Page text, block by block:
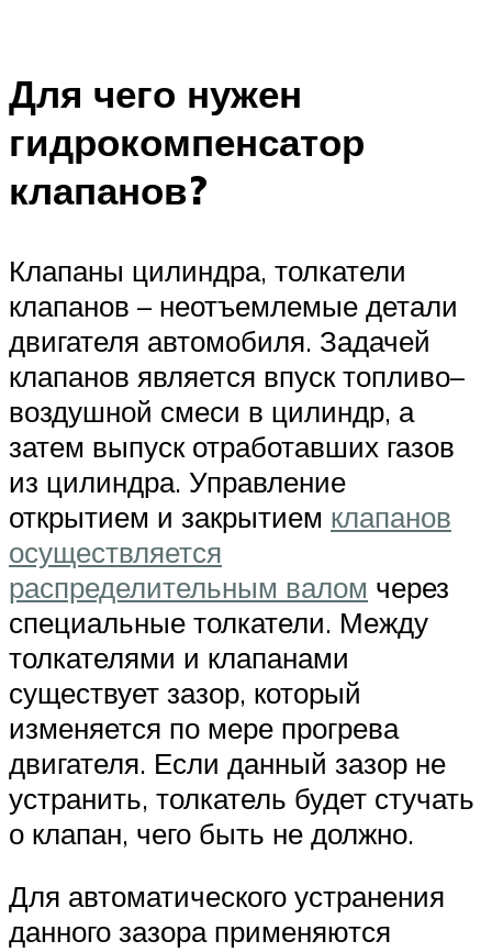
Для чего нужен
гидрокомпенсатор
клапанов?
Клапаны цилиндра, толкатели
клапанов – неотъемлемые детали
двигателя автомобиля. Задачей
клапанов является впуск топливо–
воздушной смеси в цилиндр, а
затем выпуск отработавших газов
из цилиндра. Управление
открытием и закрытием клапанов
осуществляется
распределительным валом через
специальные толкатели. Между
толкателями и клапанами
существует зазор, который
изменяется по мере прогрева
двигателя. Если данный зазор не
устранить, толкатель будет стучать
о клапан, чего быть не должно.
Для автоматического устранения
данного зазора применяются